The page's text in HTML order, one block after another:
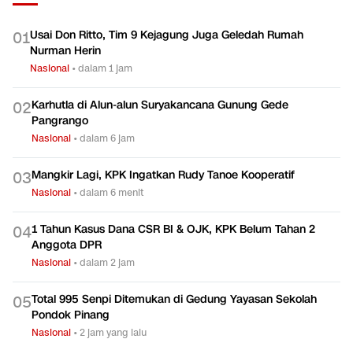
01Usai Don Ritto, Tim 9 Kejagung Juga Geledah Rumah
Nurman Herin
Nasional •dalam 1 jam
02Karhutla di Alun-alun Suryakancana Gunung Gede
Pangrango
Nasional •dalam 6 jam
03Mangkir Lagi, KPK Ingatkan Rudy Tanoe Kooperatif
Nasional •dalam 6 menit
041 Tahun Kasus Dana CSR BI & OJK, KPK Belum Tahan 2
Anggota DPR
Nasional •dalam 2 jam
05Total 995 Senpi Ditemukan di Gedung Yayasan Sekolah
Pondok Pinang
Nasional •2 jam yang lalu